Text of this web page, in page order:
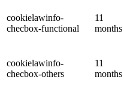
cookielawinfo-
checbox-functional
11
months
cookielawinfo-
checbox-others
11
months